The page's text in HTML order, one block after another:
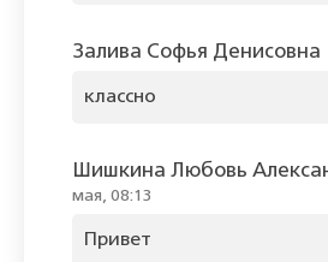
Залива Софья Денисовна
классно
Шишкина Любовь
мая, 08:13
Привет